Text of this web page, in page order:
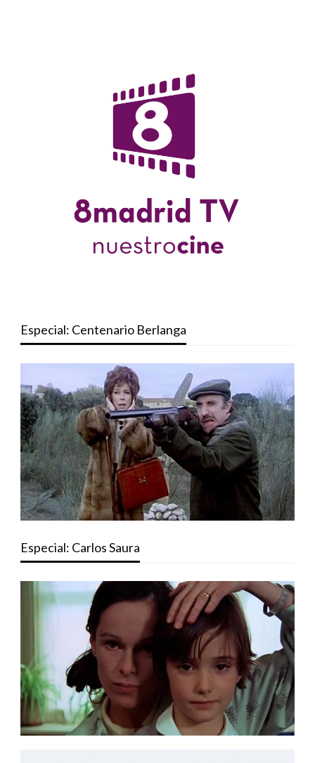
Especial: Centenario Berlanga
Especial: Carlos Saura